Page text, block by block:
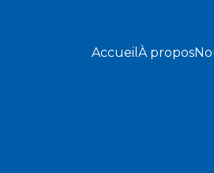
Accueil À propos